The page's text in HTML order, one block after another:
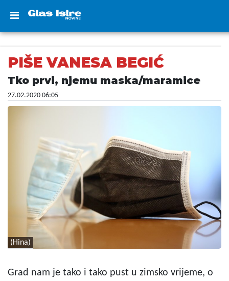
PIŠE VANESA BEGIĆ
Tko prvi, njemu maska/maramice
27.02.2020 06:05
(Hina)
Grad nam je tako i tako pust u zimsko vrijeme, o